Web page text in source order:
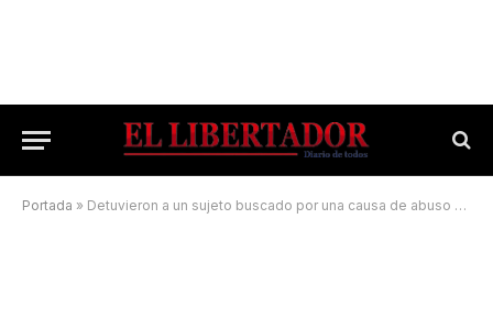
Portada » Detuvieron a un sujeto buscado por una causa de abuso sexual simple